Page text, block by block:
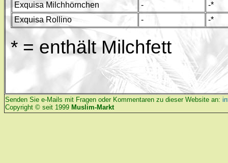
Exquisa Milchhörnchen
-
-*
Exquisa Rollino
- -*
* = enthält Milchfett
Senden Sie e-Mails mit Fragen oder Kommentaren zu dieser Website an:
Copyright © seit 1999 Muslim-Markt